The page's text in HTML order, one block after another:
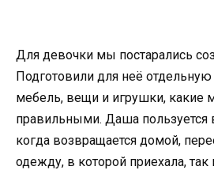
Для девочки мы постарались
Подготовили для неё отдельную
мебель, вещи и игрушки, какие
правильными. Даша пользуется
когда возвращается домой,
одежду, в которой приехала,